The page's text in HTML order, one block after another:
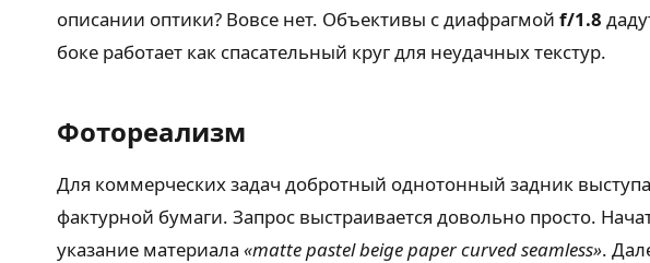
описании оптики? Вовсе нет. Объективы с диафрагмой f/1.8
боке работает как спасательный круг для неудачных текстур.
Фотореализм
Для коммерческих задач добротный однотонный задник
фактурной бумаги. Запрос выстраивается довольно просто.
указание материала «matte pastel beige paper curved seamless».